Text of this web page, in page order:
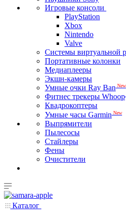
Игровые консоли
PlayStation
Xbox
Nintendo
Valve
Системы виртуальной
Портативные колонки
Медиаплееры
Экшн-камеры
Умные очки Ray Ban New
Фитнес трекеры Whoop
Квадрокоптеры
Умные часы Garmin New
Выпрямители
Пылесосы
Стайлеры
Фены
Очистители
Каталог